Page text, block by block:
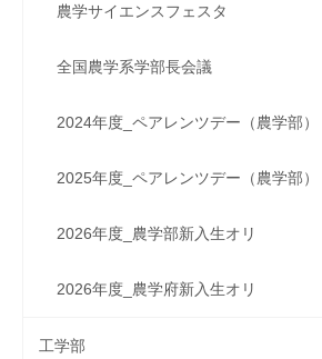
農学サイエンスフェスタ
全国農学系学部長会議
2024年度_ペアレンツデー（農学部）
2025年度_ペアレンツデー（農学部）
2026年度_農学部新入生オリ
2026年度_農学府新入生オリ
工学部